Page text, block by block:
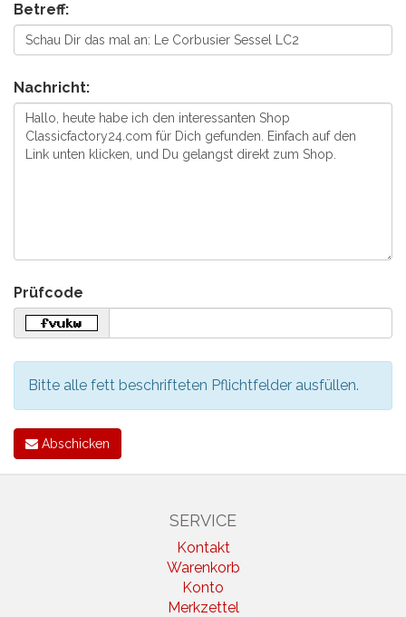
Betreff:
Nachricht:
Prüfcode
Bitte alle fett beschrifteten Pflichtfelder ausfüllen.
Abschicken
SERVICE
Kontakt
Warenkorb
Konto
Merkzettel